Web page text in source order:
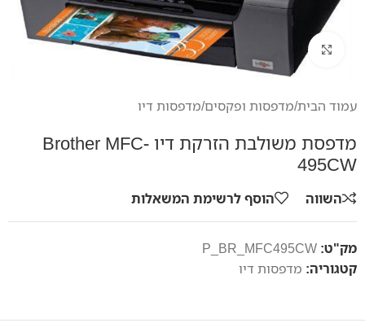
לחץ להגדלה
עמוד הבית/מדפסות ופקסים/מדפסות דיו
מדפסת משולבת הזרקת דיו Brother MFC-
495CW
השווה הוסף לרשימת המשאלות
מק"ט: P_BR_MFC495CW
קטגוריה: מדפסות דיו